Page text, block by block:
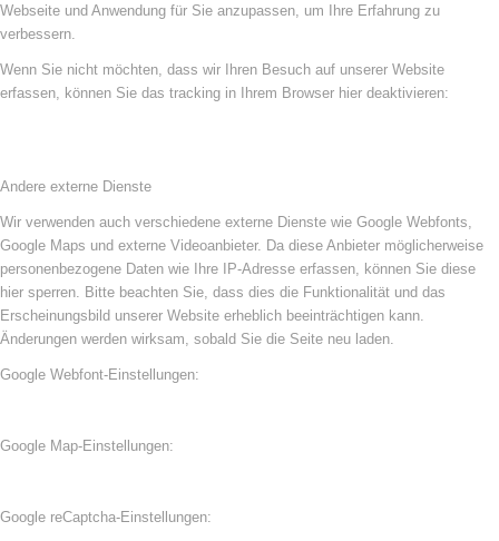
Webseite und Anwendung für Sie anzupassen, um Ihre Erfahrung zu
verbessern.
Wenn Sie nicht möchten, dass wir Ihren Besuch auf unserer Website
erfassen, können Sie das tracking in Ihrem Browser hier deaktivieren:
Andere externe Dienste
Wir verwenden auch verschiedene externe Dienste wie Google Webfonts,
Google Maps und externe Videoanbieter. Da diese Anbieter möglicherweise
personenbezogene Daten wie Ihre IP-Adresse erfassen, können Sie diese
hier sperren. Bitte beachten Sie, dass dies die Funktionalität und das
Erscheinungsbild unserer Website erheblich beeinträchtigen kann.
Änderungen werden wirksam, sobald Sie die Seite neu laden.
Google Webfont-Einstellungen:
Google Map-Einstellungen:
Google reCaptcha-Einstellungen: